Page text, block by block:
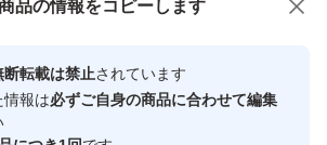
心・安全なユーザーです
品の情報をコピーします
断転載は禁止されています
情報は必ずご自身の商品に合わせて編集
人にオススメ